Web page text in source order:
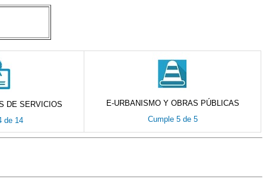
DE SERVICIOS
de 14
E-URBANISMO Y OBRAS PÚBLICAS
Cumple 5 de 5